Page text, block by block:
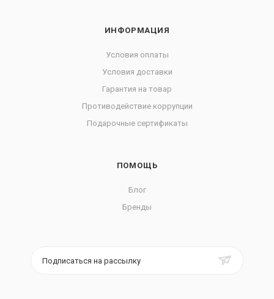
ИНФОРМАЦИЯ
Условия оплаты
Условия доставки
Гарантия на товар
Противодействие коррупции
Подарочные сертификаты
ПОМОЩЬ
Блог
Бренды
Подписаться на рассылку